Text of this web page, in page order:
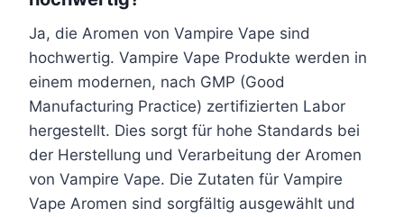
Ja, die Aromen von Vampire Vape sind
hochwertig. Vampire Vape Produkte werden in
einem modernen, nach GMP (Good
Manufacturing Practice) zertifizierten Labor
hergestellt. Dies sorgt für hohe Standards bei
der Herstellung und Verarbeitung der Aromen
von Vampire Vape. Die Zutaten für Vampire
Vape Aromen sind sorgfältig ausgewählt und